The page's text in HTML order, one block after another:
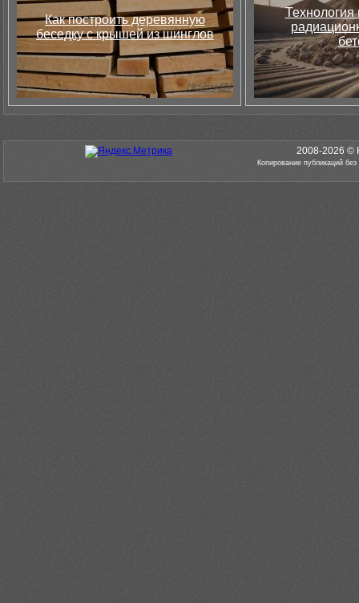
Как построить деревянную
беседку с крышей из шинглов
Технология
2008-2026 ©
Копирование публикаций